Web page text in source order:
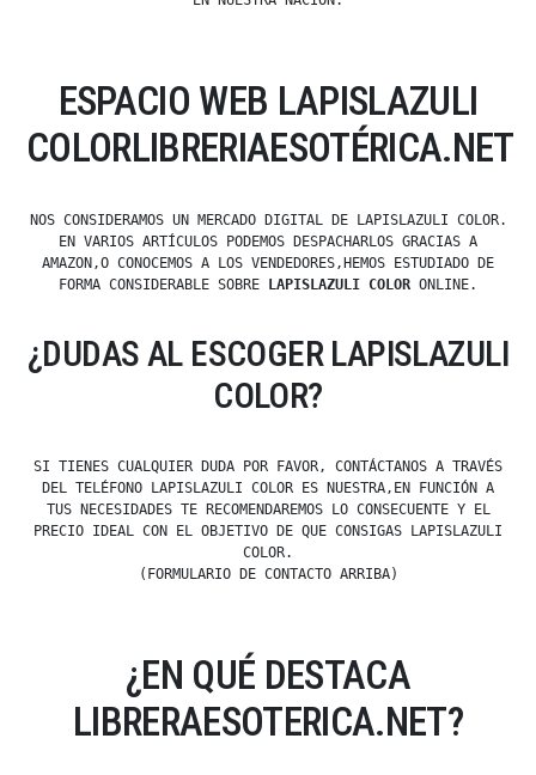
ESPACIO WEB LAPISLAZULI
COLORLIBRERIAESOTÉRICA.NET
NOS CONSIDERAMOS UN MERCADO DIGITAL DE LAPISLAZULI COLOR.
EN VARIOS ARTÍCULOS PODEMOS DESPACHARLOS GRACIAS A
AMAZON,O CONOCEMOS A LOS VENDEDORES,HEMOS ESTUDIADO DE
FORMA CONSIDERABLE SOBRE
LAPISLAZULI COLOR ONLINE.
¿DUDAS AL ESCOGER LAPISLAZULI
COLOR?
SI TIENES CUALQUIER DUDA POR FAVOR, CONTÁCTANOS A TRAVÉS
DEL TELÉFONO LAPISLAZULI COLOR ES NUESTRA,EN FUNCIÓN A
TUS NECESIDADES TE RECOMENDAREMOS LO CONSECUENTE Y EL
PRECIO IDEAL CON EL OBJETIVO DE QUE CONSIGAS LAPISLAZULI
COLOR.
(FORMULARIO DE CONTACTO ARRIBA)
¿EN QUÉ DESTACA
LIBRERAESOTERICA.NET?